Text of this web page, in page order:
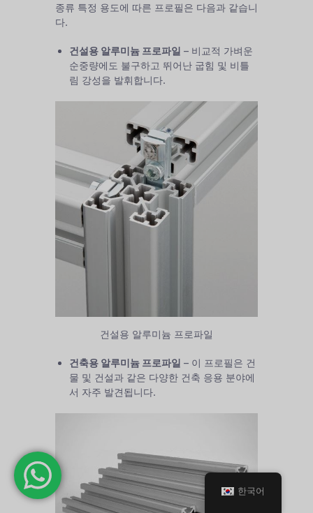
종류 특정 용도에 따른 프로필은 다음과 같습니
다.
건설용 알루미늄 프로파일 – 비교적 가벼운
순중량에도 불구하고 뛰어난 굽힘 및 비틀
림 강성을 발휘합니다.
건설용 알루미늄 프로파일
건축용 알루미늄 프로파일 – 이 프로필은 건
물 및 건설과 같은 다양한 건축 응용 분야에
서 자주 발견됩니다.
한국어